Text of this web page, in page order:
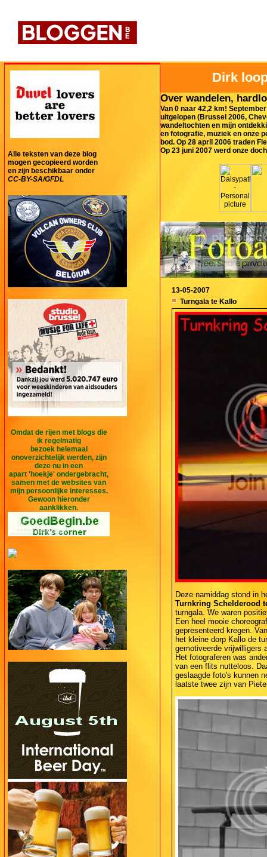
Alle teksten van deze blog
mogen gecopieerd worden
en zijn beschikbaar onder
CC-BY-SA/GFDL
Omdat de rijen met blogs die
ik regelmatig
bezoek helemaal
onoverzichtelijk werden, zijn
deze nu in een
apart 'hoekje' ondergebracht,
samen met de websites van
mijn persoonlijke interesses.
Gewoon hieronder
aanklikken.
Dirk
Over wandelen,
Van 0 naar 42,2 km!
uitgelopen (Brussel 2006,
wandeltochten en mijn
en fotografie, muziek en onze
bod. Op 28 april 2006 traden
Op 23 juni 2007 werd onze
13-05-2007
Turngala te Kallo
Deze namiddag stond in
Turnkring Schelderood
turngala. We waren
Een heel mooie
gepresenteerd kregen.
het kleine dorp Kallo de
gemotiveerde vrijwilligers
Het fotograferen was
van een flits nutteloos.
geslaagde foto's kunnen
laatste twee zijn van